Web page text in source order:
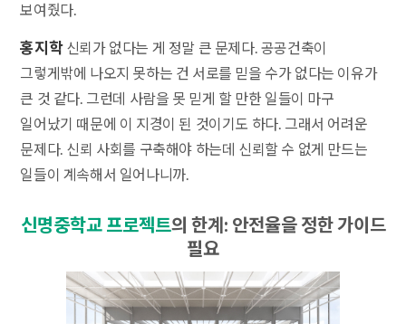
보여줬다.
홍지학신뢰가 없다는 게 정말 큰 문제다. 공공건축이
그렇게밖에 나오지 못하는 건 서로를 믿을 수가 없다는 이유가
큰 것 같다. 그런데 사람을 못 믿게 할 만한 일들이 마구
일어났기 때문에 이 지경이 된 것이기도 하다. 그래서 어려운
문제다. 신뢰 사회를 구축해야 하는데 신뢰할 수 없게 만드는
일들이 계속해서 일어나니까.
신명중학교 프로젝트의 한계: 안전율을 정한 가이드
필요